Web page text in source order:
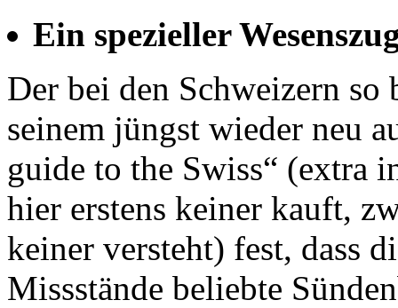
Ein spezieller
Der bei den Schweizern
seinem jüngst wieder neu
guide to the Swiss“ (extra
hier erstens keiner kauft,
keiner versteht) fest, dass
Missstände beliebte